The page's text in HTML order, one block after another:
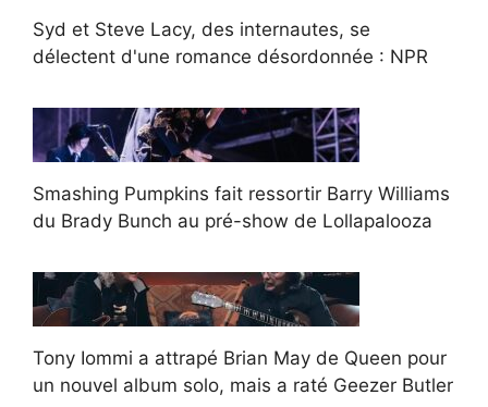
Syd et Steve Lacy, des internautes, se
délectent d'une romance désordonnée : NPR
Smashing Pumpkins fait ressortir Barry Williams
du Brady Bunch au pré-show de Lollapalooza
Tony Iommi a attrapé Brian May de Queen pour
un nouvel album solo, mais a raté Geezer Butler